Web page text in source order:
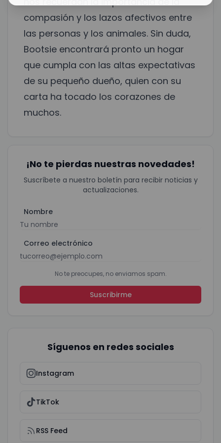
compasión y los lazos afectivos entre
las personas y los animales. Sin duda,
Bootsie encontrará pronto un hogar
que cumpla con las altas expectativas
de su pequeño dueño, quien con su
carta ha tocado los corazones de
muchos.
¡No te pierdas nuestras novedades!
Suscríbete a nuestro boletín para recibir noticias y
actualizaciones.
Nombre
Correo electrónico
No te preocupes, no enviamos spam.
Suscribirme
Síguenos en redes sociales
Instagram
TikTok
RSS Feed